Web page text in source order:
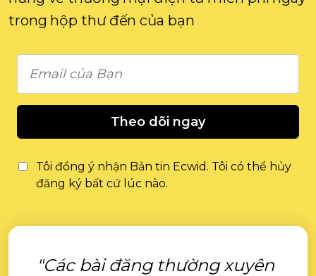
trong hộp thư đến của bạn
Theo dõi ngay
Tôi đồng ý nhận Bản tin Ecwid. Tôi có thể hủy
đăng ký bất cứ lúc nào.
"Các bài đăng thường xuyên